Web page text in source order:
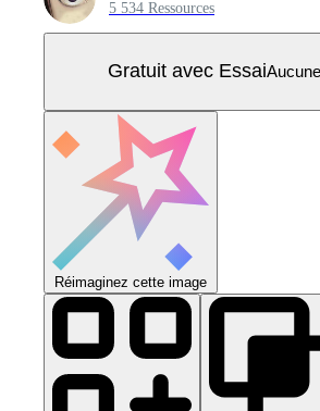
5 534 Ressources
Gratuit avec Essai
Réimaginez cette image